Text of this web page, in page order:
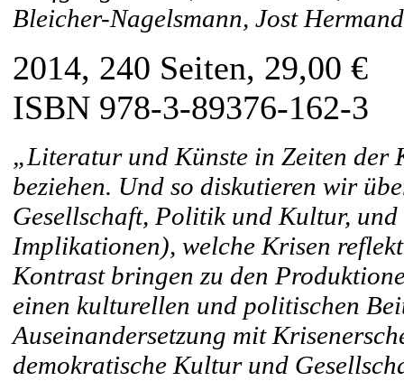
Bleicher-Nagelsmann, Jost
2014, 240 Seiten, 29,00 €
ISBN 978-3-89376-162-3
„Literatur und Künste in Zeiten der
beziehen. Und so diskutieren wir
Gesellschaft, Politik und Kultur,
Implikationen), welche Krisen
Kontrast bringen zu den
einen kulturellen und politischen
Auseinandersetzung mit
demokratische Kultur und